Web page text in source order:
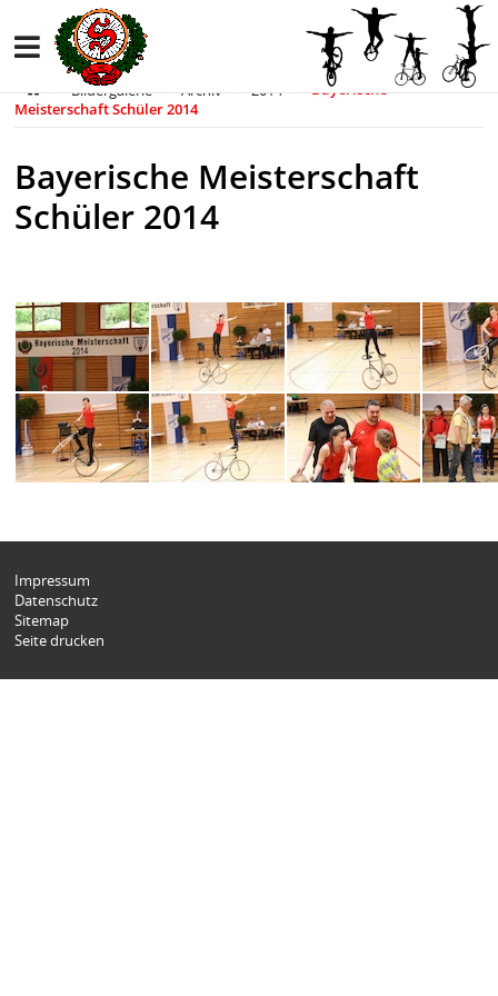
Bildergalerie Archiv 2014
Bayerische
Meisterschaft Schüler 2014
Bayerische Meisterschaft
Schüler 2014
Impressum
Datenschutz
Sitemap
Seite drucken